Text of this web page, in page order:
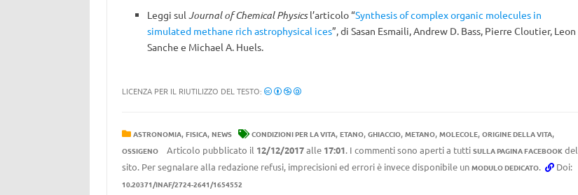
Leggi sul Journal of Chemical Physicsl’articolo “Synthesis of complex organic molecules in
simulated methane rich astrophysical ices”, di Sasan Esmaili, Andrew D. Bass, Pierre Cloutier, Leon
Sanche e Michael A. Huels.
LICENZA PER IL RIUTILIZZO DEL TESTO:
ASTRONOMIA, FISICA, NEWS CONDIZIONI PER LA VITA, ETANO, GHIACCIO, METANO, MOLECOLE, ORIGINE DELLA VITA,
OSSIGENO Articolo pubblicato il 12/12/2017alle 17:01. I commenti sono aperti a tutti SULLA PAGINA FACEBOOKdel
sito. Per segnalare alla redazione refusi, imprecisioni ed errori è invece disponibile un MODULO DEDICATO. Doi:
10.20371/INAF/2724-2641/1654552